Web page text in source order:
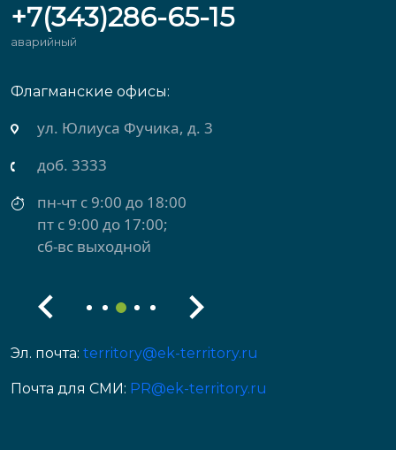
+7(343)286-65-15
аварийный
Флагманские офисы:
ул. Юлиуса Фучика, д. 3
доб. 3333
пн-чт с 9:00 до 18:00
пт с 9:00 до 17:00;
сб-вс выходной
Эл. почта: territory@ek-territory.ru
Почта для СМИ: PR@ek-territory.ru